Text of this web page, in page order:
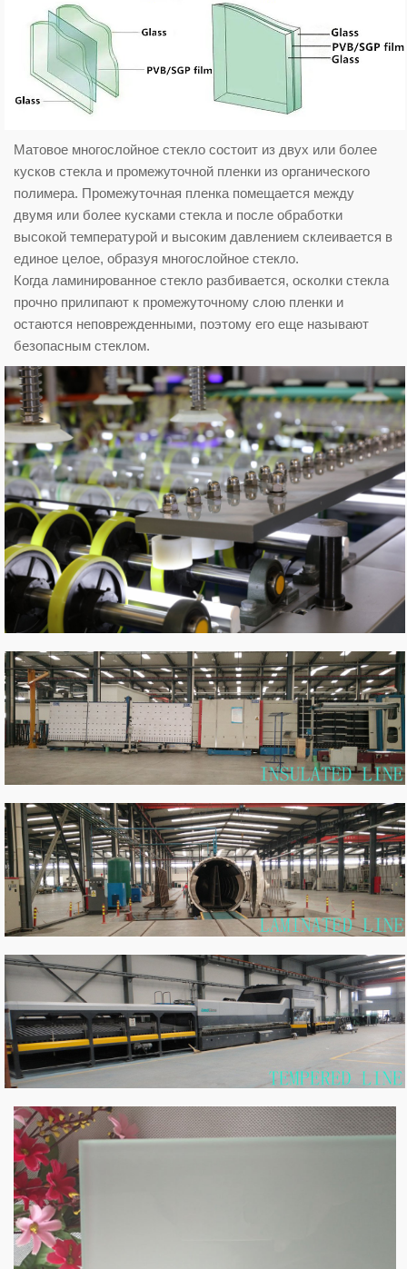
bonded
into
whole,
forming
laminated
glass.
Матовое многослойное стекло состоит из двух или более
кусков стекла и промежуточной пленки из органического
полимера. Промежуточная пленка помещается между
двумя или более кусками стекла и после обработки
высокой температурой и высоким давлением склеивается в
единое целое, образуя многослойное стекло.
Когда ламинированное стекло разбивается, осколки стекла
прочно прилипают к промежуточному слою пленки и
остаются неповрежденными, поэтому его еще называют
безопасным стеклом.